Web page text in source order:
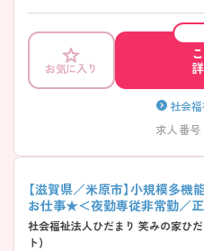
お気に入り
社会
求人番号
【滋賀県／米原市】小規模多
お仕事★＜夜勤専従非常勤／
社会福祉法人ひだまり 笑みの家ひ
ト)